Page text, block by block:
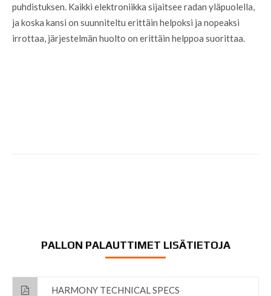
puhdistuksen. Kaikki elektroniikka sijaitsee radan yläpuolella,
ja koska kansi on suunniteltu erittäin helpoksi ja nopeaksi
irrottaa, järjestelmän huolto on erittäin helppoa suorittaa.
PALLON PALAUTTIMET LISÄTIETOJA
HARMONY TECHNICAL SPECS